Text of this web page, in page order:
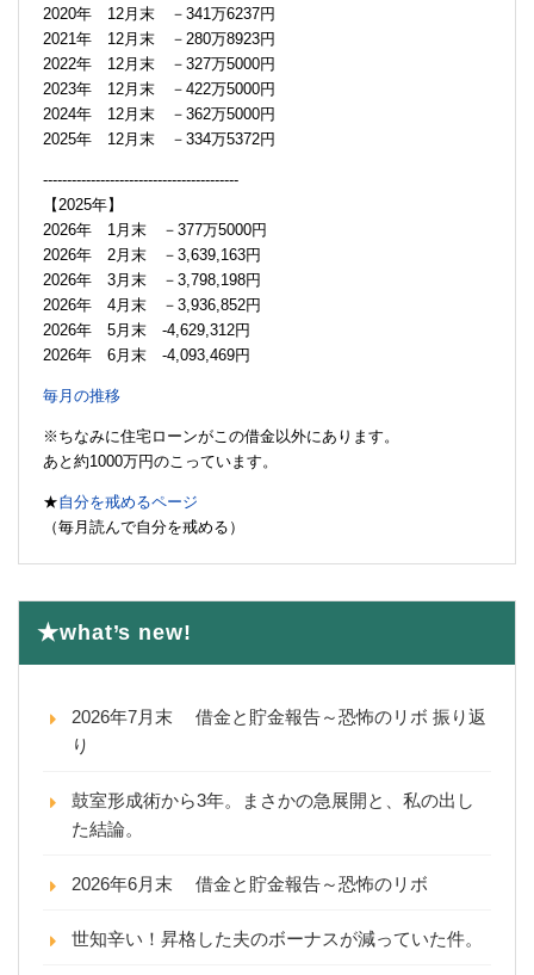
2020年 12月末 －341万6237円
2021年 12月末 －280万8923円
2022年 12月末 －327万5000円
2023年 12月末 －422万5000円
2024年 12月末 －362万5000円
2025年 12月末 －334万5372円
-----------------------------------------
【2025年】
2026年 1月末 －377万5000円
2026年 2月末 －3,639,163円
2026年 3月末 －3,798,198円
2026年 4月末 －3,936,852円
2026年 5月末 -4,629,312円
2026年 6月末 -4,093,469円
毎月の推移
※ちなみに住宅ローンがこの借金以外にあります。
あと約1000万円のこっています。
★自分を戒めるページ
（毎月読んで自分を戒める）
★what’s new!
2026年7月末 借金と貯金報告～恐怖のリボ 振り返
り
鼓室形成術から3年。まさかの急展開と、私の出し
た結論。
2026年6月末 借金と貯金報告～恐怖のリボ
世知辛い！昇格した夫のボーナスが減っていた件。